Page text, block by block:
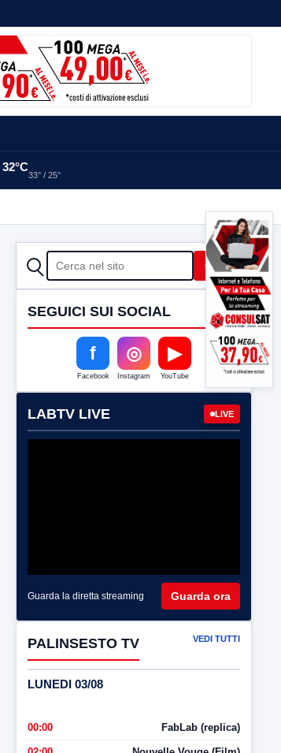
32°C
33° / 25°
CERCA Cerca
SEGUICI SUI SOCIAL
f
Facebook
◎
Instagram
▶
YouTube
LABTV LIVE LIVE
Guarda la diretta streaming Guarda ora
PALINSESTO TV VEDI TUTTI
LUNEDI 03/08
00:00 FabLab (replica)